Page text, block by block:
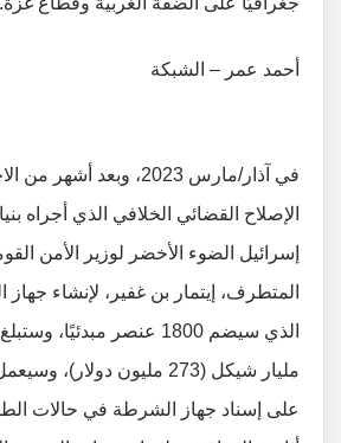
أحمد عمر – الشبكة
في آذار/مارس 2023، وبعد
الإصلاح القضائي الخلافي الذي أجراه
إسرائيل الضوء الأخضر لوزير الأمن
المتطرف، إيتمار بن غفير، لإنشاء
الذي سيضم 1800 عنصر
مليار شيكل (273 مليون
على إسناد جهاز الشرطة في حالات